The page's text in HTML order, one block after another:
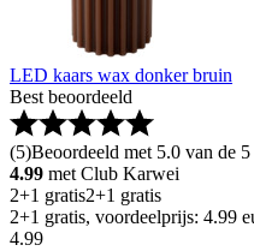
LED kaars wax donker bruin
Best beoordeeld
(5)Beoordeeld met 5.0 van de
4.99 met Club Karwei
2+1 gratis2+1 gratis
2+1 gratis, voordeelprijs: 4.99
4.99